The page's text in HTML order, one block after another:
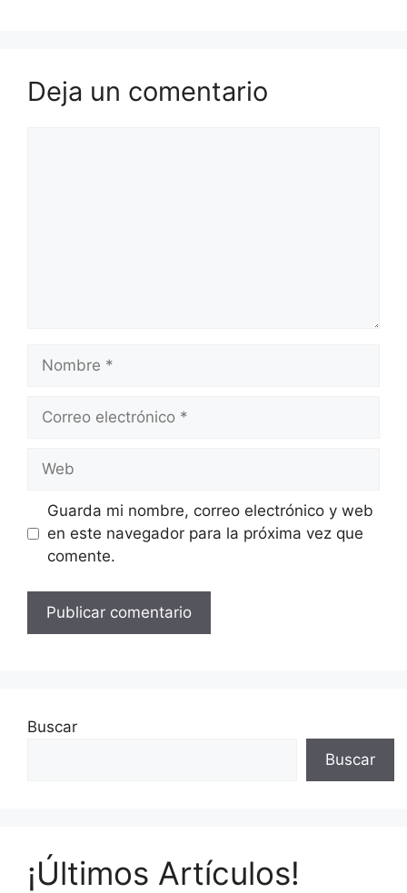
Deja un comentario
Nombre
Correo
Web
Guarda mi nombre, correo electrónico y web
en este navegador para la próxima vez que
comente.
Buscar
Buscar
¡Últimos Artículos!